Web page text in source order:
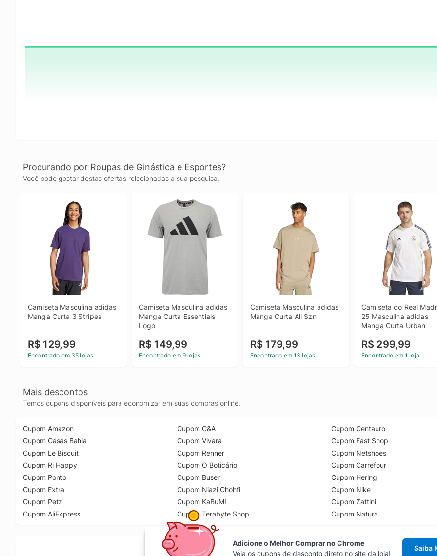
Procurando por Roupas de Ginástica e Esportes?
Você pode gostar destas ofertas relacionadas a sua pesquisa.
Camiseta Masculina adidas
Manga Curta 3 Stripes
R$ 129,99
Encontrado em 35 lojas
Camiseta Masculina adidas
Manga Curta Essentials
Logo
R$ 149,99
Encontrado em 9 lojas
Camiseta Masculina adidas
Manga Curta All Szn
R$ 179,99
Encontrado em 13 lojas
Camiseta do Real
25 Masculina adidas
Manga Curta Urban
R$ 299,99
Encontrado em 1 loja
Mais descontos
Temos cupons disponíveis para economizar em suas compras online.
Cupom Amazon
Cupom Casas Bahia
Cupom Le Biscuit
Cupom Ri Happy
Cupom Ponto
Cupom Extra
Cupom Petz
Cupom AliExpress
Cupom C&A
Cupom Vivara
Cupom Renner
Cupom O Boticário
Cupom Buser
Cupom Niazi Chohfi
Cupom KaBuM!
Cupom Terabyte Shop
Cupom Centauro
Cupom Fast Shop
Cupom Netshoes
Cupom Carrefour
Cupom Hering
Cupom Nike
Cupom Zattini
Cupom Natura
Adicione o Melhor Comprar no Chrome
Veja os cupons de desconto direto no site da loja!
Saiba